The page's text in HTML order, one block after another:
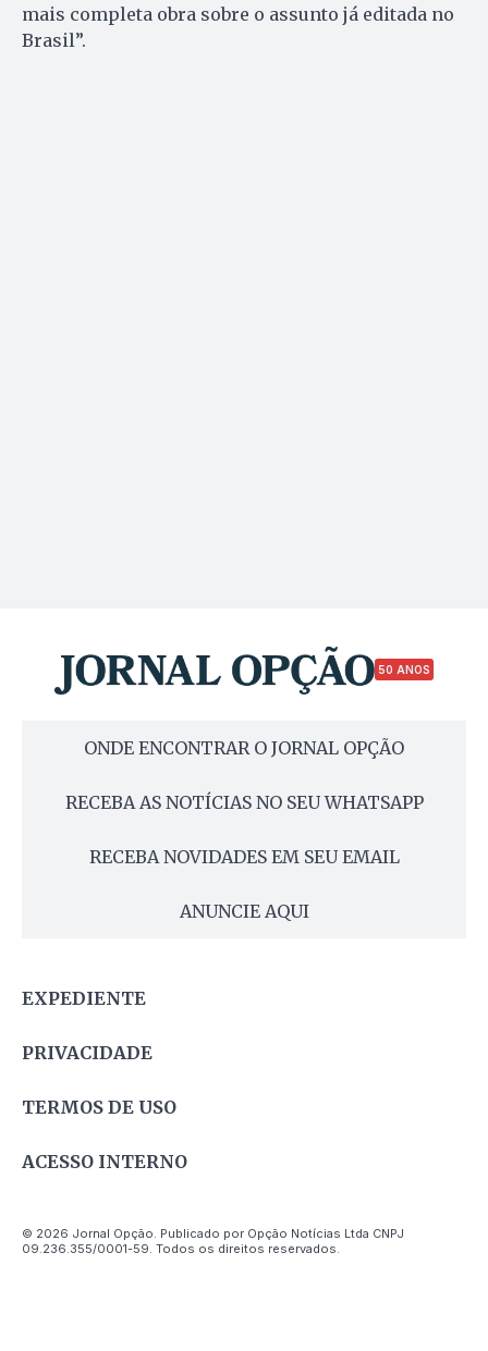
mais completa obra sobre o assunto já editada no
Brasil”.
50 ANOS
ONDE ENCONTRAR O JORNAL OPÇÃO
RECEBA AS NOTÍCIAS NO SEU WHATSAPP
RECEBA NOVIDADES EM SEU EMAIL
ANUNCIE AQUI
EXPEDIENTE
PRIVACIDADE
TERMOS DE USO
ACESSO INTERNO
© 2026 Jornal Opção. Publicado por Opção Notícias Ltda CNPJ
09.236.355/0001-59. Todos os direitos reservados.